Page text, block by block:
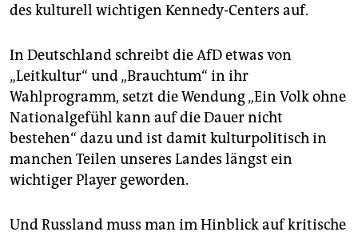
des kulturell wichtigen Kennedy-Centers auf.
In Deutschland schreibt die AfD etwas von
„Leitkultur“ und „Brauchtum“ in ihr
Wahlprogramm, setzt die Wendung „Ein Volk ohne
Nationalgefühl kann auf die Dauer nicht
bestehen“ dazu und ist damit kulturpolitisch in
manchen Teilen unseres Landes längst ein
wichtiger Player geworden.
Und Russland muss man im Hinblick auf kritische